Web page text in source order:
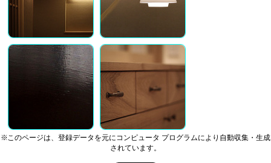
※このページは、登録データを元にコンピュータ プログラムにより自動収集・生成
されています。